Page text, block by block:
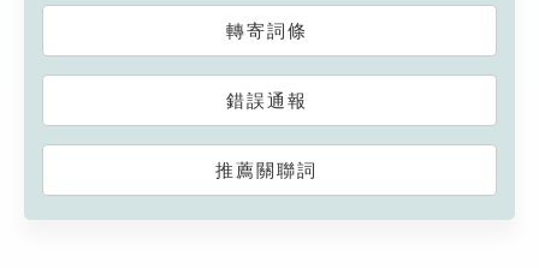
轉寄詞條
錯誤通報
推薦關聯詞